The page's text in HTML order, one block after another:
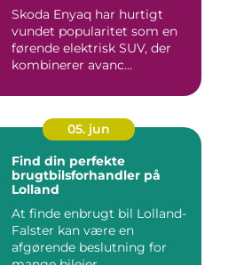
Skoda Enyaq har hurtigt
vundet popularitet som en
førende elektrisk SUV, der
kombinerer avanc...
05. jun
Find din perfekte
brugtbilsforhandler på
Lolland
At finde enbrugt bil Lolland-
Falster kan være en
afgørende beslutning for